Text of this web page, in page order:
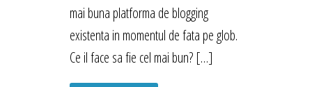
mai buna platforma de blogging
existenta in momentul de fata pe glob.
Ce il face sa fie cel mai bun? […]